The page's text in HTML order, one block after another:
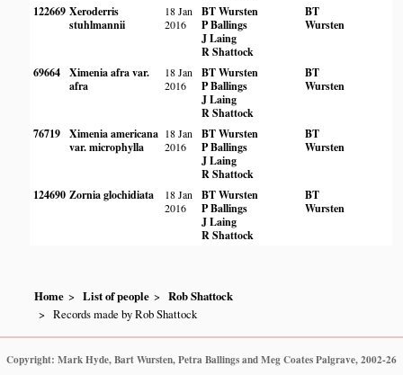
122669 Xeroderris
stuhlmannii
18 Jan
2016
BT Wursten
P Ballings
J Laing
R Shattock
BT
Wursten
69664 Ximenia afra var.
afra
18 Jan
2016
BT Wursten
P Ballings
J Laing
R Shattock
BT
Wursten
76719 Ximenia americana
var. microphylla
18 Jan
2016
BT Wursten
P Ballings
J Laing
R Shattock
BT
Wursten
124690 Zornia glochidiata
18 Jan
2016
BT Wursten
P Ballings
J Laing
R Shattock
BT
Wursten
Home List of people
Rob Shattock
Records made by Rob Shattock
Copyright: Mark Hyde, Bart Wursten, Petra Ballings and Meg Coates Palgrave, 2002-26